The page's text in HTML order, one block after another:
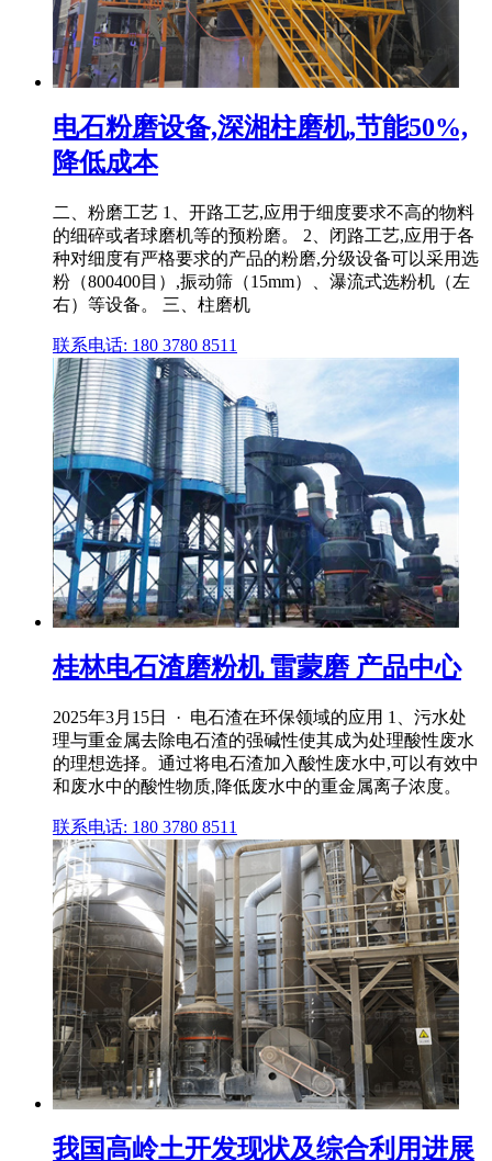
电石粉磨设备,深湘柱磨机,节能50%,
降低成本
二、粉磨工艺 1、开路工艺,应用于细度要求不高的物料
的细碎或者球磨机等的预粉磨。 2、闭路工艺,应用于各
种对细度有严格要求的产品的粉磨,分级设备可以采用选
粉（800400目）,振动筛（15mm）、瀑流式选粉机（左
右）等设备。 三、柱磨机
联系电话: 180 3780 8511
桂林电石渣磨粉机 雷蒙磨 产品中心
2025年3月15日 · 电石渣在环保领域的应用 1、污水处
理与重金属去除电石渣的强碱性使其成为处理酸性废水
的理想选择。通过将电石渣加入酸性废水中,可以有效中
和废水中的酸性物质,降低废水中的重金属离子浓度。
联系电话: 180 3780 8511
我国高岭土开发现状及综合利用进展